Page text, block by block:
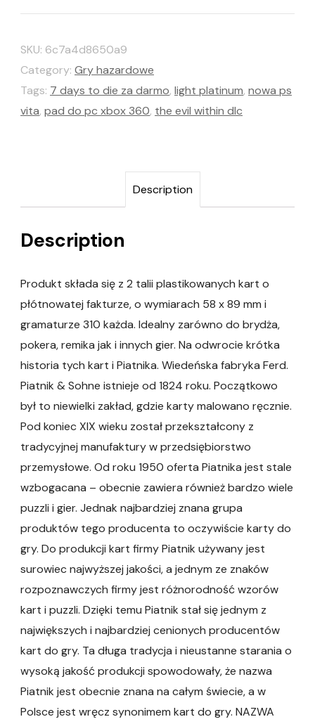
SKU: 6c7a4d8650a9
Category: Gry hazardowe
Tags: 7 days to die za darmo, light platinum, nowa ps
vita, pad do pc xbox 360, the evil within dlc
Description
Description
Produkt składa się z 2 talii plastikowanych kart o
płótnowatej fakturze, o wymiarach 58 x 89 mm i
gramaturze 310 każda. Idealny zarówno do brydża,
pokera, remika jak i innych gier. Na odwrocie krótka
historia tych kart i Piatnika. Wiedeńska fabryka Ferd.
Piatnik & Sohne istnieje od 1824 roku. Początkowo
był to niewielki zakład, gdzie karty malowano ręcznie.
Pod koniec XIX wieku został przekształcony z
tradycyjnej manufaktury w przedsiębiorstwo
przemysłowe. Od roku 1950 oferta Piatnika jest stale
wzbogacana – obecnie zawiera również bardzo wiele
puzzli i gier. Jednak najbardziej znana grupa
produktów tego producenta to oczywiście karty do
gry. Do produkcji kart firmy Piatnik używany jest
surowiec najwyższej jakości, a jednym ze znaków
rozpoznawczych firmy jest różnorodność wzorów
kart i puzzli. Dzięki temu Piatnik stał się jednym z
największych i najbardziej cenionych producentów
kart do gry. Ta długa tradycja i nieustanne starania o
wysoką jakość produkcji spowodowały, że nazwa
Piatnik jest obecnie znana na całym świecie, a w
Polsce jest wręcz synonimem kart do gry. NAZWA